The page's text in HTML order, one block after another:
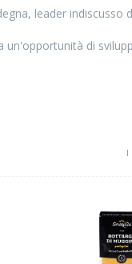
leader indiscusso
un'opportunità di
I